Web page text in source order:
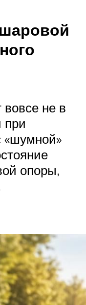
вовсе не в
при
«шумной»
опоры,